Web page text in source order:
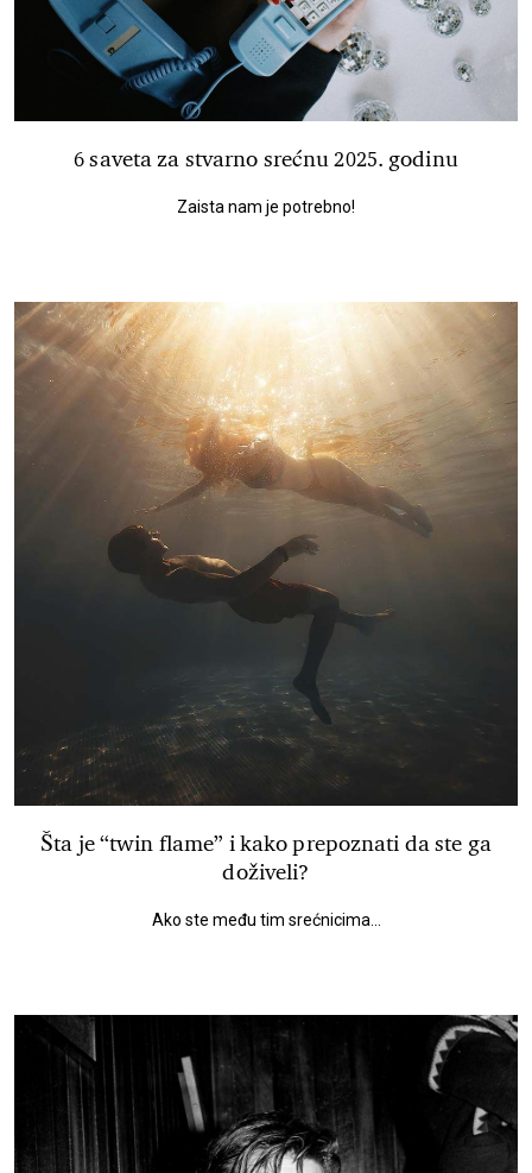
6 saveta za stvarno srećnu 2025. godinu
Zaista nam je potrebno!
Šta je “twin flame” i kako prepoznati da ste ga
doživeli?
Ako ste među tim srećnicima...